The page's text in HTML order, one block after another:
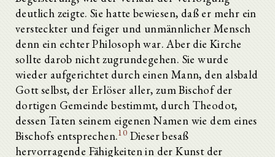
deutlich zeigte. Sie hatte bewiesen, daß er mehr ein
versteckter und feiger und unmännlicher Mensch
denn ein echter Philosoph war. Aber die Kirche
sollte darob nicht zugrundegehen. Sie wurde
wieder aufgerichtet durch einen Mann, den alsbald
Gott selbst, der Erlöser aller, zum Bischof der
dortigen Gemeinde bestimmt, durch Theodot,
dessen Taten seinem eigenen Namen wie dem eines
Bischofs entsprechen.10 Dieser besaß
hervorragende Fähigkeiten in der Kunst der